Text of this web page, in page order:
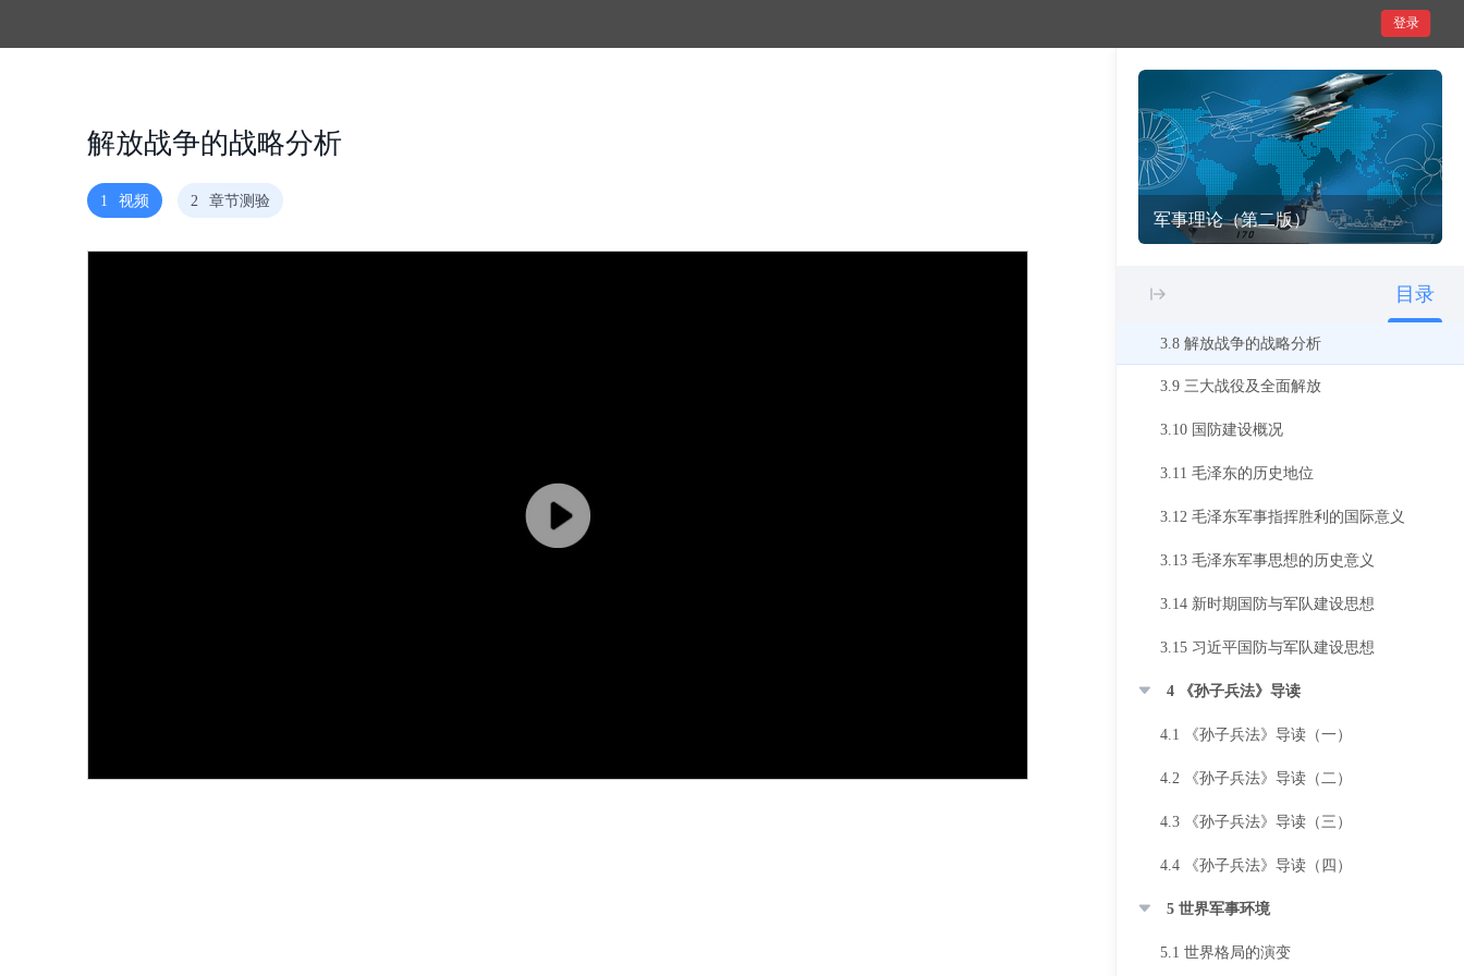
登录
军事理论（第二版）
目录
3.1 毛泽东军事思想的定义和特色
3.2 毛泽东军事思想的形成和发展
3.3 毛泽东的战争观和方法论
3.4 毛泽东军事思想视野下的全球局势
3.5 毛泽东人民战争思想
3.7 毛泽东人民战争战略战术的正确性
3.8 解放战争的战略分析
3.9 三大战役及全面解放
3.10 国防建设概况
3.11 毛泽东的历史地位
3.12 毛泽东军事指挥胜利的国际意义
3.13 毛泽东军事思想的历史意义
3.14 新时期国防与军队建设思想
3.15 习近平国防与军队建设思想
4 《孙子兵法》导读
4.1 《孙子兵法》导读（一）
4.2 《孙子兵法》导读（二）
4.3 《孙子兵法》导读（三）
4.4 《孙子兵法》导读（四）
5 世界军事环境
5.1 世界格局的演变
解放战争的战略分析
1 视频 2 章节测验